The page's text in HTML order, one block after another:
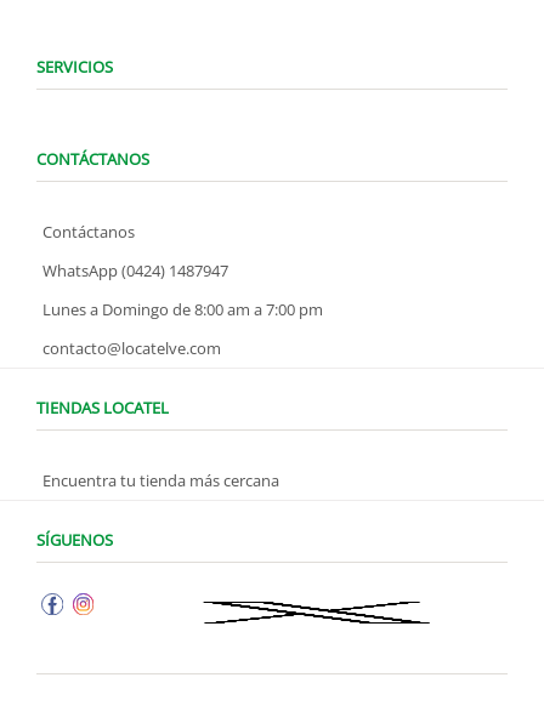
SERVICIOS
CONTÁCTANOS
Contáctanos
WhatsApp (0424) 1487947
Lunes a Domingo de 8:00 am a 7:00 pm
contacto@locatelve.com
TIENDAS LOCATEL
Encuentra tu tienda más cercana
SÍGUENOS